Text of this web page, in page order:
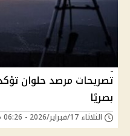
تصريحات مرصد حلوان
بصريًا
الثلاثاء 17/فبراير/2026 - 06:26 م